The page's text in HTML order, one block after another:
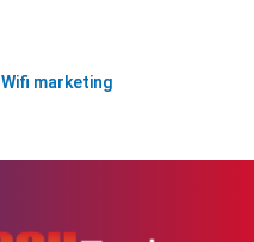
Wifi marketing